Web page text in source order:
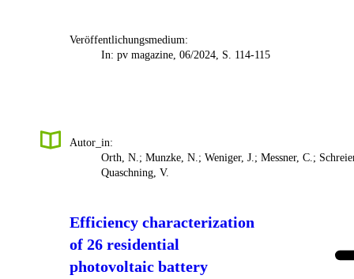
Veröffentlichungsmedium:
In: pv magazine, 06/2024, S. 114-115
Autor_in:
Orth, N.; Munzke, N.; Weniger, J.; Messner, C.;
Quaschning, V.
Efficiency characterization
of 26 residential
photovoltaic battery